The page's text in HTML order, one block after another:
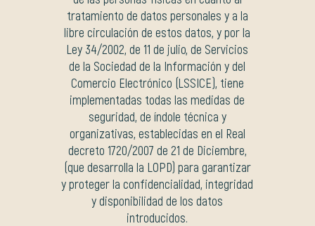
tratamiento de datos personales y a la
libre circulación de estos datos, y por la
Ley 34/2002, de 11 de julio, de Servicios
de la Sociedad de la Información y del
Comercio Electrónico (LSSICE), tiene
implementadas todas las medidas de
seguridad, de índole técnica y
organizativas, establecidas en el Real
decreto 1720/2007 de 21 de Diciembre,
(que desarrolla la LOPD) para garantizar
y proteger la confidencialidad, integridad
y disponibilidad de los datos
introducidos.